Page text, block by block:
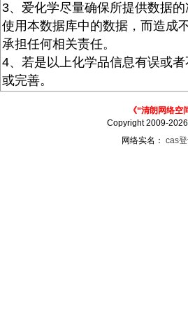
3、爱化学尽量确保所提供数据
使用本数据库中的数据，而造成
承担任何相关责任。
4、若是以上化学品信息有误或
或完善。
《“清朗网络
Copyright 2009-
网络实名： cas